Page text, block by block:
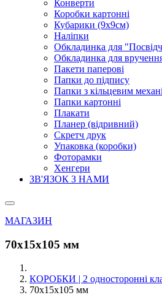
Конверти
Коробки картонні
Кубарики (9х9см)
Наліпки
Обкладинка для
Обкладинка для
Пакети паперові
Папки до підпису
Папки з кільцевим
Папки картонні
Плакати
Планер (відривний)
Скретч друк
Упаковка (коробки)
Фоторамки
Хенгери
ЗВ'ЯЗОК З НАМИ
МАГАЗИН
70х15х105 мм
КОРОБКИ | 2 односторонні
70х15х105 мм